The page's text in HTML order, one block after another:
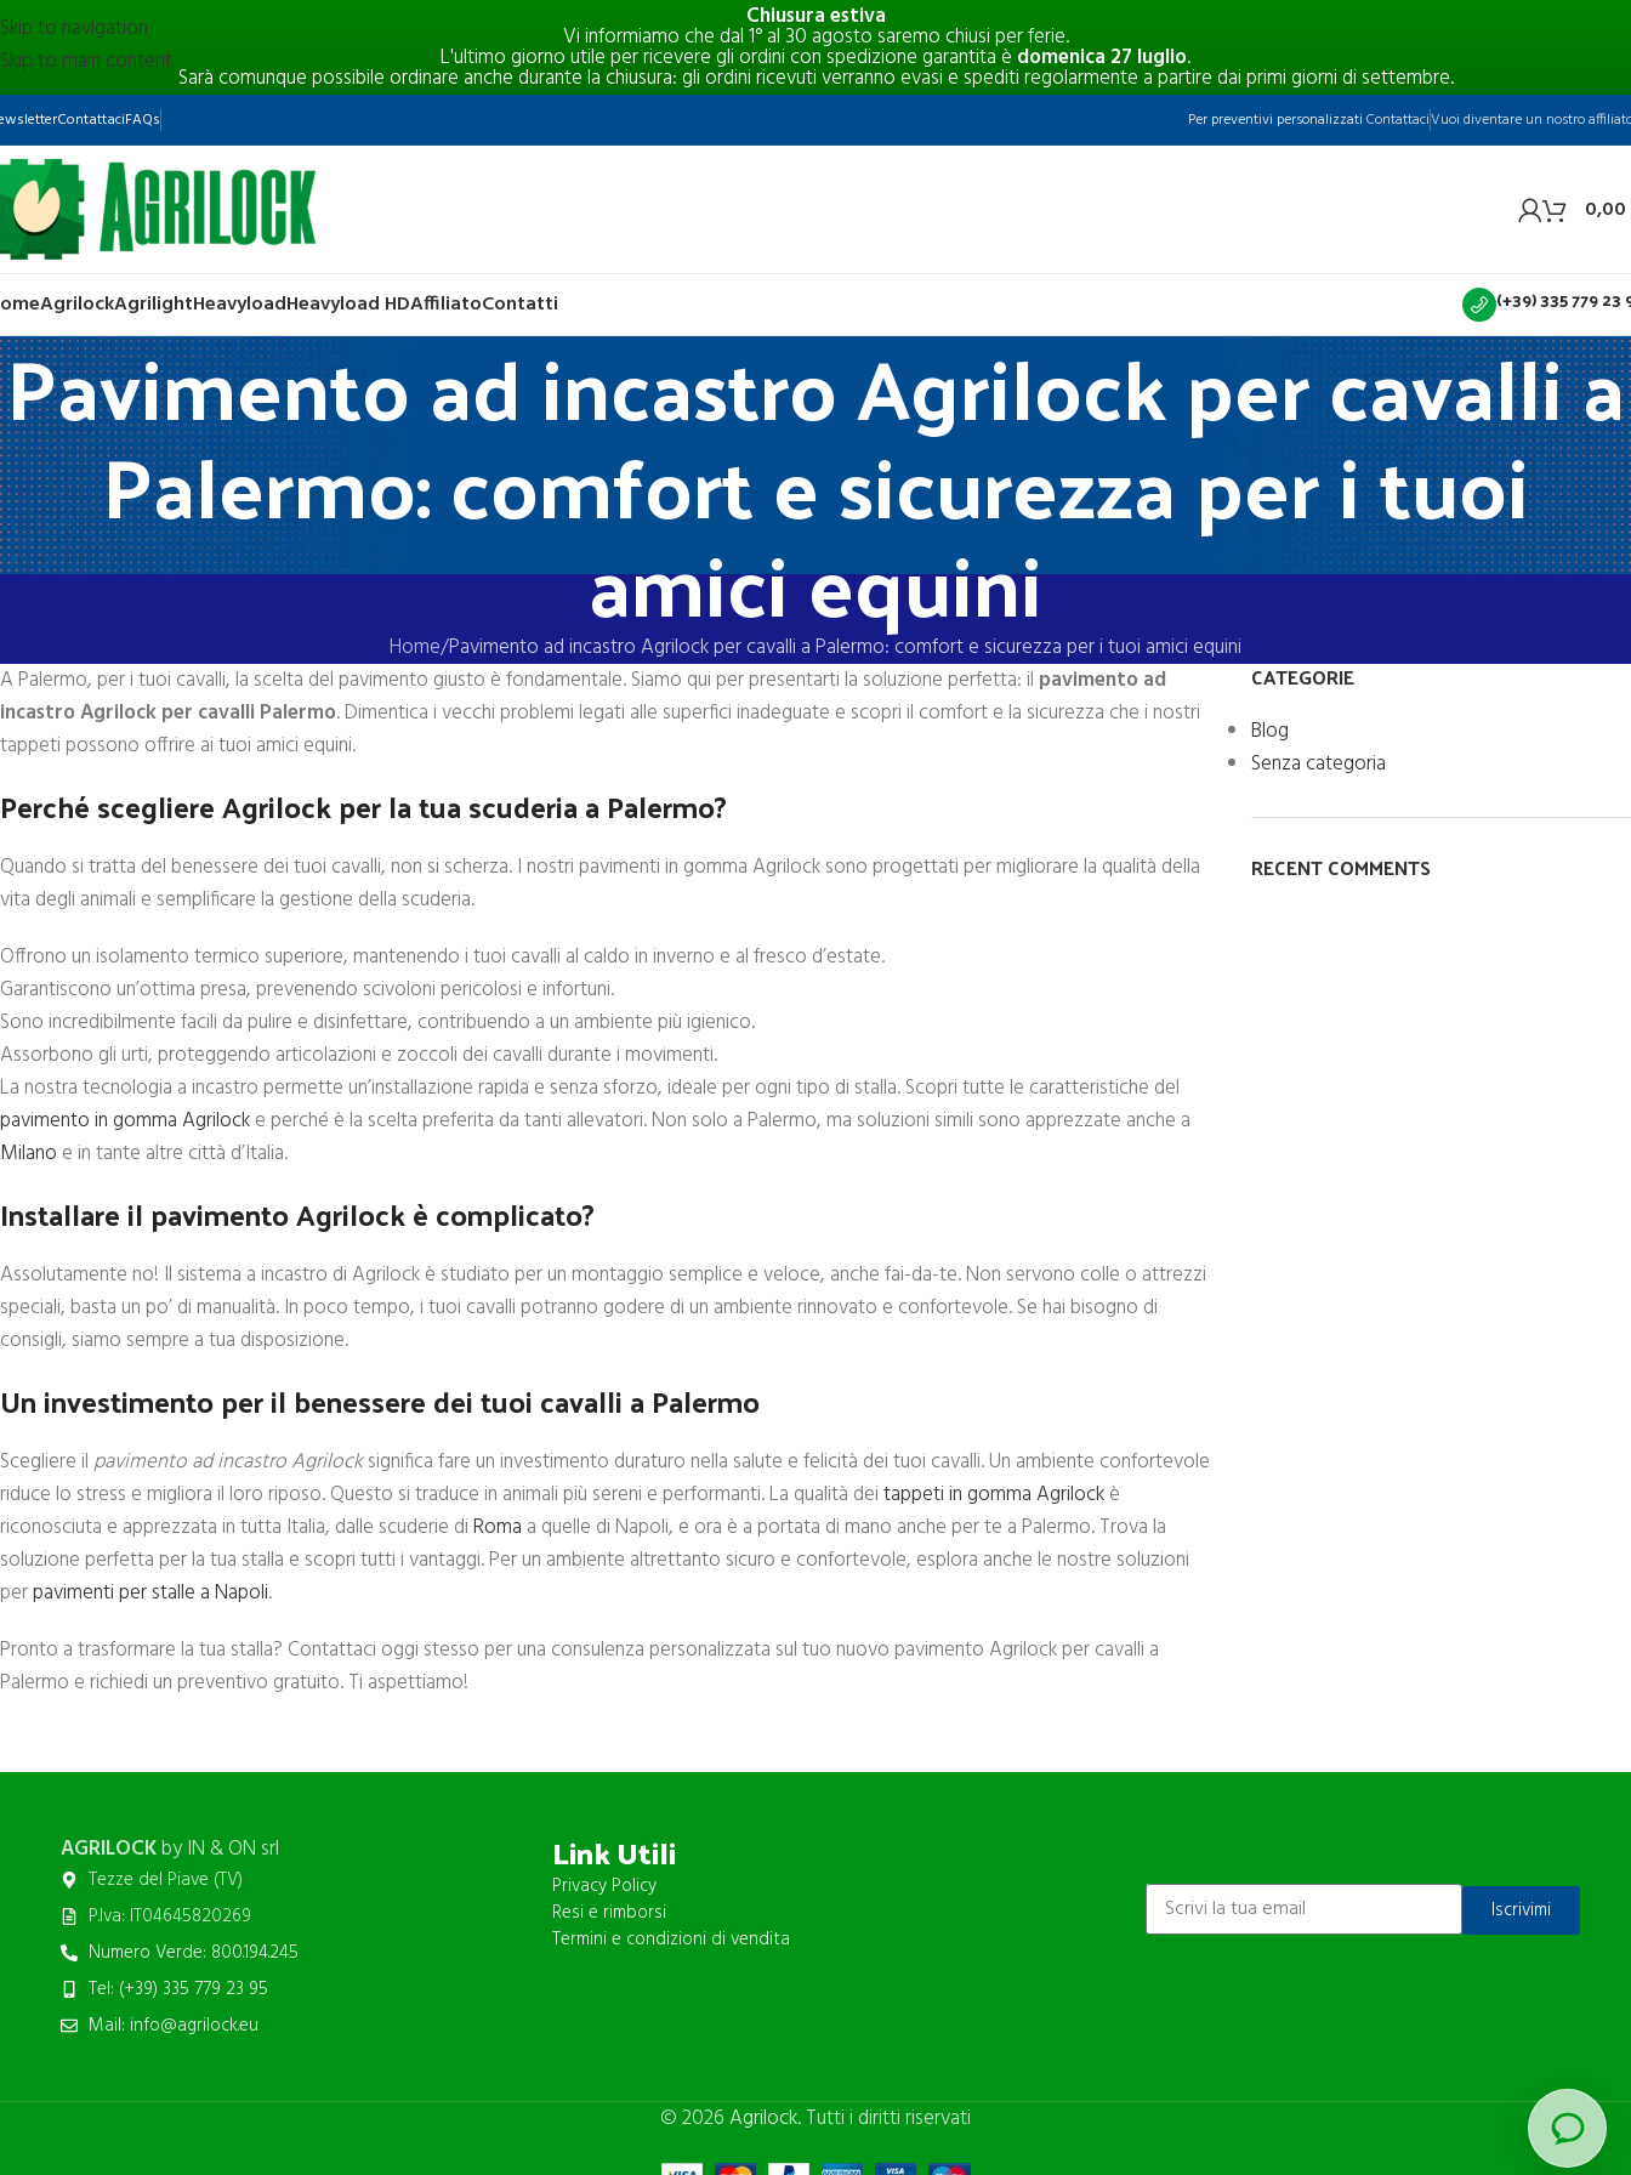
Chiusura estiva
Vi informiamo che dal 1° al 30 agosto saremo chiusi per ferie.
L'ultimo giorno utile per ricevere gli ordini con spedizione garantita è domenica 27 luglio.
Sarà comunque possibile ordinare anche durante la chiusura: gli ordini ricevuti verranno evasi e spediti regolarmente a partire dai primi giorni di settembre.
Skip to navigation
Skip to main content
ContattaciFAQs Per preventivi personalizzati ContattaciVuoi diventare un nostro
0,00
AgrilockAgrilightHeavyloadHeavyload HDAffiliatoContatti (+39) 335 779 23
Pavimento ad incastro Agrilock per cavalli a
Palermo: comfort e sicurezza per i tuoi
amici equini
Home Pavimento ad incastro Agrilock per cavalli a Palermo: comfort e sicurezza per i tuoi amici equini
A Palermo, per i tuoi cavalli, la scelta del pavimento giusto è fondamentale. Siamo qui per presentarti la soluzione perfetta: il pavimento ad
incastro Agrilock per cavalli Palermo. Dimentica i vecchi problemi legati alle superfici inadeguate e scopri il comfort e la sicurezza che i nostri
tappeti possono offrire ai tuoi amici equini.
Perché scegliere Agrilock per la tua scuderia a Palermo?
Quando si tratta del benessere dei tuoi cavalli, non si scherza. I nostri pavimenti in gomma Agrilock sono progettati per migliorare la qualità della
vita degli animali e semplificare la gestione della scuderia.
Offrono un isolamento termico superiore, mantenendo i tuoi cavalli al caldo in inverno e al fresco d’estate.
Garantiscono un’ottima presa, prevenendo scivoloni pericolosi e infortuni.
Sono incredibilmente facili da pulire e disinfettare, contribuendo a un ambiente più igienico.
Assorbono gli urti, proteggendo articolazioni e zoccoli dei cavalli durante i movimenti.
La nostra tecnologia a incastro permette un’installazione rapida e senza sforzo, ideale per ogni tipo di stalla. Scopri tutte le caratteristiche del
pavimento in gomma Agrilocke perché è la scelta preferita da tanti allevatori. Non solo a Palermo, ma soluzioni simili sono apprezzate anche a
Milano e in tante altre città d’Italia.
Installare il pavimento Agrilock è complicato?
Assolutamente no! Il sistema a incastro di Agrilock è studiato per un montaggio semplice e veloce, anche fai-da-te. Non servono colle o attrezzi
speciali, basta un po’ di manualità. In poco tempo, i tuoi cavalli potranno godere di un ambiente rinnovato e confortevole. Se hai bisogno di
consigli, siamo sempre a tua disposizione.
Un investimento per il benessere dei tuoi cavalli a Palermo
Scegliere ilpavimento ad incastro Agrilocksignifica fare un investimento duraturo nella salute e felicità dei tuoi cavalli. Un ambiente confortevole
riduce lo stress e migliora il loro riposo. Questo si traduce in animali più sereni e performanti. La qualità deitappeti in gomma Agrilockè
riconosciuta e apprezzata in tutta Italia, dalle scuderie diRoma a quelle di Napoli, e ora è a portata di mano anche per te a Palermo. Trova la
soluzione perfetta per la tua stalla e scopri tutti i vantaggi. Per un ambiente altrettanto sicuro e confortevole, esplora anche le nostre soluzioni
perpavimenti per stalle a Napoli.
Pronto a trasformare la tua stalla? Contattaci oggi stesso per una consulenza personalizzata sul tuo nuovo pavimento Agrilock per cavalli a
Palermo e richiedi un preventivo gratuito. Ti aspettiamo!
CATEGORIE
Blog
Senza categoria
RECENT COMMENTS
AGRILOCKby IN & ON srl
Tezze del Piave (TV)
P.Iva: IT04645820269
Numero Verde: 800.194.245
Tel: (+39) 335 779 23 95
Mail: info@agrilock.eu
Link Utili
Privacy Policy
Resi e rimborsi
Termini e condizioni di vendita
ISCRIVITI ALLA NEWSLETTER
Iscrivimi
© 2026Agrilock. Tutti i diritti riservati